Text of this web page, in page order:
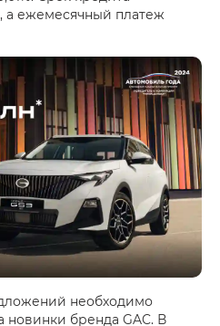
а ежемесячный платеж
необходимо
новинки бренда GAC. В